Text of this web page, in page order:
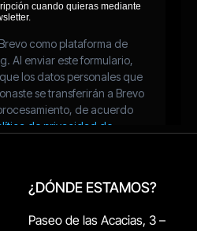
¿DÓNDE ESTAMOS?
Paseo de las Acacias, 3 –